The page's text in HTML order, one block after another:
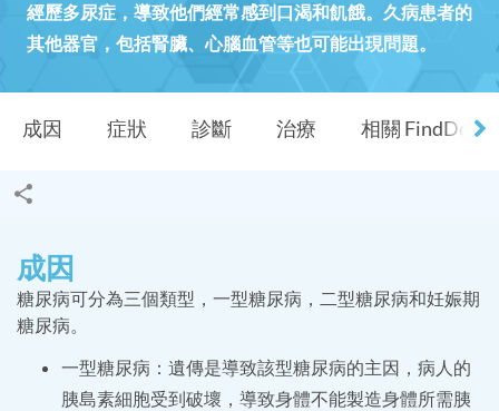
經歷多尿症，導致他們經常感到口渴和飢餓。久病患者的
其他器官，包括腎臟、心腦血管等也可能出現問題。
成因 症狀 診斷 治療 相關
成因
糖尿病可分為三個類型，一型糖尿病，二型糖尿病和妊娠期
糖尿病。
一型糖尿病：遺傳是導致該型糖尿病的主因，病人的
胰島素細胞受到破壞，導致身體不能製造身體所需胰